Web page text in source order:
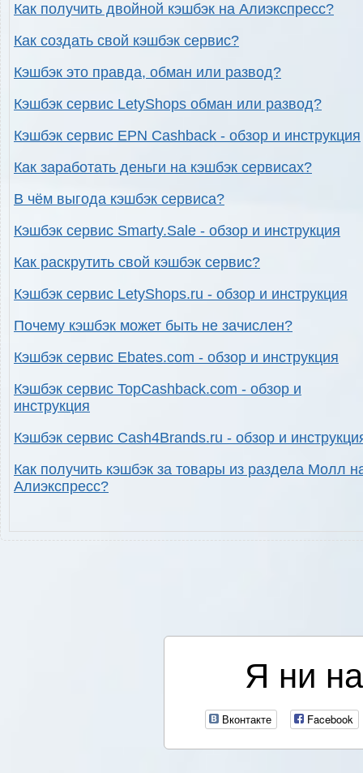
Как получить двойной кэшбэк на Алиэкспресс?
Как создать свой кэшбэк сервис?
Кэшбэк это правда, обман или развод?
Кэшбэк сервис LetyShops обман или развод?
Кэшбэк сервис EPN Cashback - обзор и инструкция
Как заработать деньги на кэшбэк сервисах?
В чём выгода кэшбэк сервиса?
Кэшбэк сервис Smarty.Sale - обзор и инструкция
Как раскрутить свой кэшбэк сервис?
Кэшбэк сервис LetyShops.ru - обзор и инструкция
Почему кэшбэк может быть не зачислен?
Кэшбэк сервис Ebates.com - обзор и инструкция
Кэшбэк сервис TopCashback.com - обзор и
инструкция
Кэшбэк сервис Cash4Brands.ru - обзор и
Как получить кэшбэк за товары из раздела Молл
Алиэкспресс?
Я ни
Вконтакте Facebook